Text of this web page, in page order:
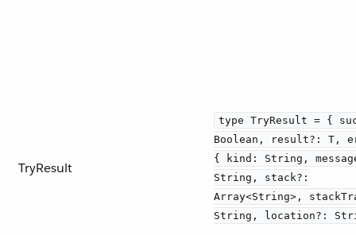
TryResult
type TryResult = {
Boolean, result?: T,
{ kind: String,
String, stack?:
Array<String>,
String, location?: